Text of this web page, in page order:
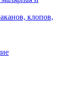
клопов,